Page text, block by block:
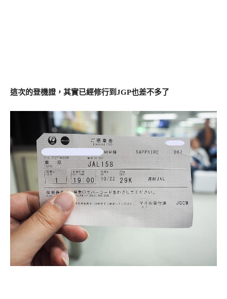
這次的登機證，其實已經修行到JGP也差不多了